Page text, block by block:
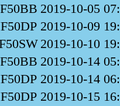
2019-10-05
2019-10-09
2019-10-10
2019-10-14
2019-10-14
2019-10-15